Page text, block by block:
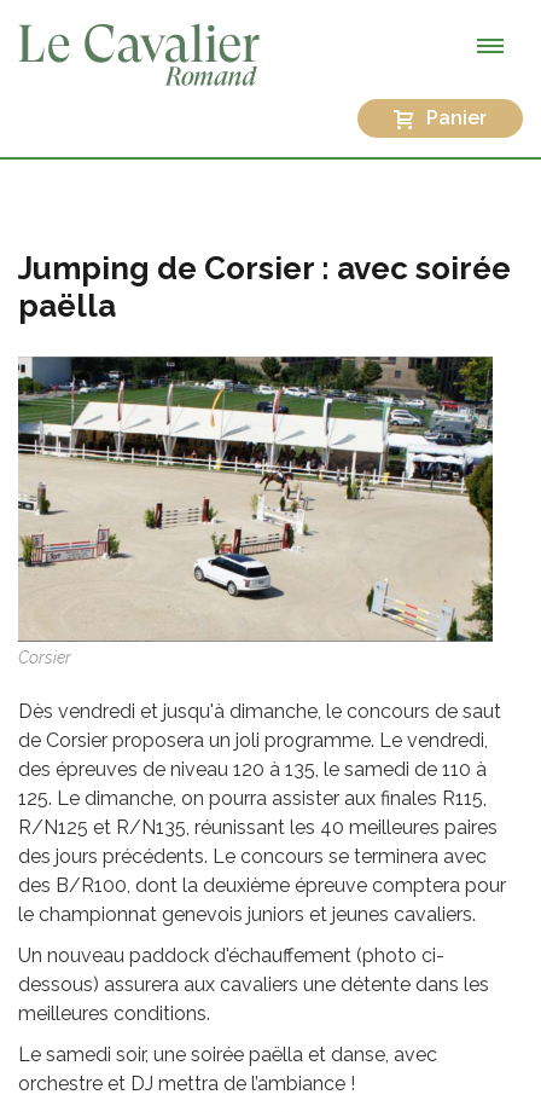
Panier
Jumping de Corsier : avec soirée
paëlla
Corsier
Dès vendredi et jusqu'à dimanche, le concours de saut
de Corsier proposera un joli programme. Le vendredi,
des épreuves de niveau 120 à 135, le samedi de 110 à
125. Le dimanche, on pourra assister aux finales R115,
R/N125 et R/N135, réunissant les 40 meilleures paires
des jours précédents. Le concours se terminera avec
des B/R100, dont la deuxième épreuve comptera pour
le championnat genevois juniors et jeunes cavaliers.
Un nouveau paddock d'échauffement (photo ci-
dessous) assurera aux cavaliers une détente dans les
meilleures conditions.
Le samedi soir, une soirée paëlla et danse, avec
orchestre et DJ mettra de l’ambiance !